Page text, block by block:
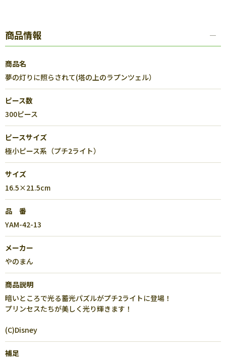
商品情報
商品名
夢の灯りに照らされて(塔の上のラプンツェル）
ピース数
300ピース
ピースサイズ
極小ピース系（プチ2ライト）
サイズ
16.5×21.5cm
品 番
YAM-42-13
メーカー
やのまん
商品説明
暗いところで光る蓄光パズルがプチ2ライトに登場！
プリンセスたちが美しく光り輝きます！
(C)Disney
補足